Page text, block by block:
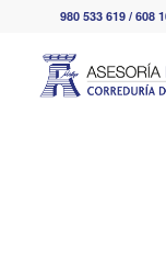
980 533 619 / 608